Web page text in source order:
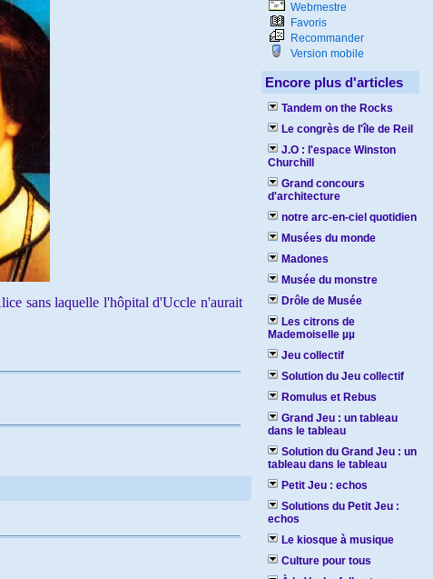
sans laquelle l'hôpital d'Uccle n'aurait
Webmestre
Favoris
Recommander
Version mobile
Encore plus d'articles
Tandem on the Rocks
Le congrès de l'île de Reil
J.O : l'espace Winston
Churchill
Grand concours
d'architecture
notre arc-en-ciel quotidien
Musées du monde
Madones
Musée du monstre
Drôle de Musée
Les citrons de
Mademoiselle µµ
Jeu collectif
Solution du Jeu collectif
Romulus et Rebus
Grand Jeu : un tableau
dans le tableau
Solution du Grand Jeu : un
tableau dans le tableau
Petit Jeu : echos
Solutions du Petit Jeu :
echos
Le kiosque à musique
Culture pour tous